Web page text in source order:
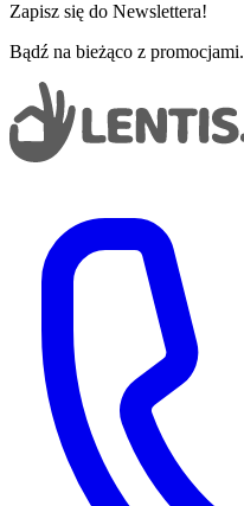
Zapisz się do Newslettera!
Bądź na bieżąco z promocjami.